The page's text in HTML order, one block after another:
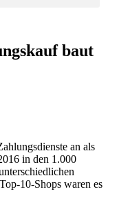
baut
an als
in den 1.000
10-Shops waren es